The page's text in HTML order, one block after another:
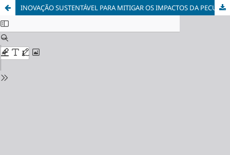
INOVAÇÃO SUSTENTÁVEL PARA MITIGAR OS IMPACTOS DA PECUÁRIA NA BIODIVERSIDADE DO CERRADO